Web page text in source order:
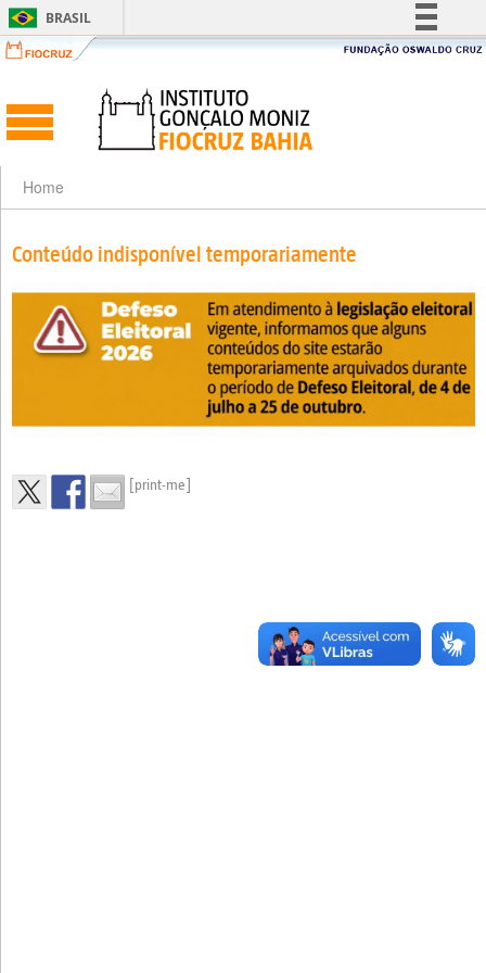
BRASIL
Simplifique!
Acesso à informação
Canais
Home
Conteúdo indisponível temporariamente
[print-me]